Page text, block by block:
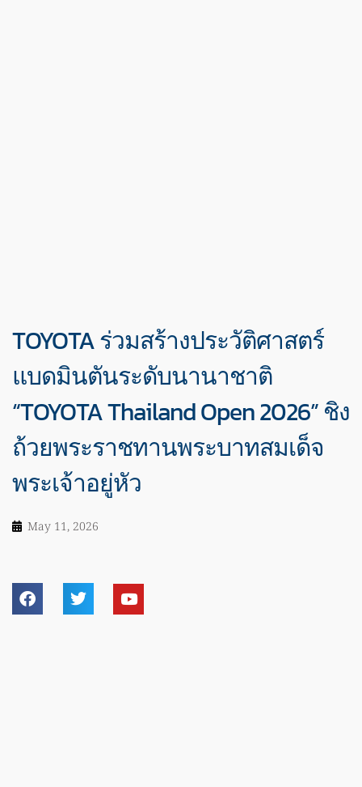
TOYOTA ร่วมสร้างประวัติศาสตร์
แบดมินตันระดับนานาชาติ
“TOYOTA Thailand Open 2026” ชิง
ถ้วยพระราชทานพระบาทสมเด็จ
พระเจ้าอยู่หัว
May 11, 2026